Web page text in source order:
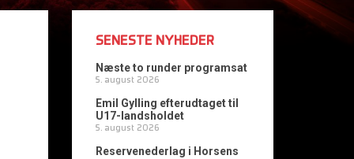
SENESTE NYHEDER
Næste to runder programsat
5. august 2026
Emil Gylling efterudtaget til
U17-landsholdet
5. august 2026
Reservenederlag i Horsens